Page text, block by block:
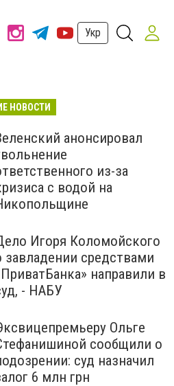
Укр
НОВОСТИ
анонсировал
из-за
с водой на
Игоря Коломойского
завладении средствами
направили в
- НАБУ
Ольге
сообщили о
суд назначил
6 млн грн